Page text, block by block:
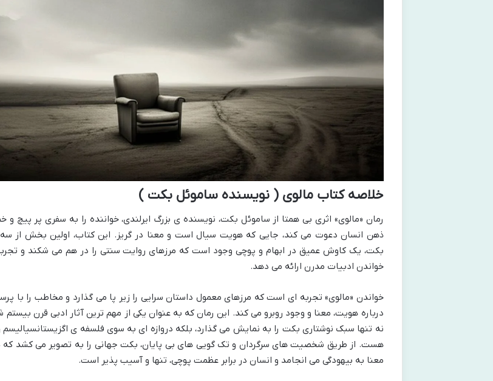
خلاصه کتاب مالوی ( نویسنده ساموئل بکت )
رمان «مالوی» اثری بی همتا از ساموئل بکت، نویسنده ی بزرگ ایرلندی، خواننده را به سفری پر پیچ و
ذهن انسان دعوت می کند، جایی که هویت سیال است و معنا در گریز. این کتاب، اولین بخش از
بکت، یک کاوش عمیق در ابهام و پوچی وجود است که مرزهای روایت سنتی را در هم می شکند و
خواندن ادبیات مدرن ارائه می دهد.
خواندن «مالوی» تجربه ای است که مرزهای معمول داستان سرایی را زیر پا می گذارد و مخاطب را با
درباره هویت، معنا و وجود روبرو می کند. این رمان که به عنوان یکی از مهم ترین آثار ادبی قرن
نه تنها سبک نوشتاری بکت را به نمایش می گذارد، بلکه دروازه ای به سوی فلسفه ی اگزیستانسیالیسم
هست. از طریق شخصیت های سرگردان و تک گویی های بی پایان، بکت جهانی را به تصویر می کشد
معنا به بیهودگی می انجامد و انسان در برابر عظمت پوچی، تنها و آسیب پذیر است.